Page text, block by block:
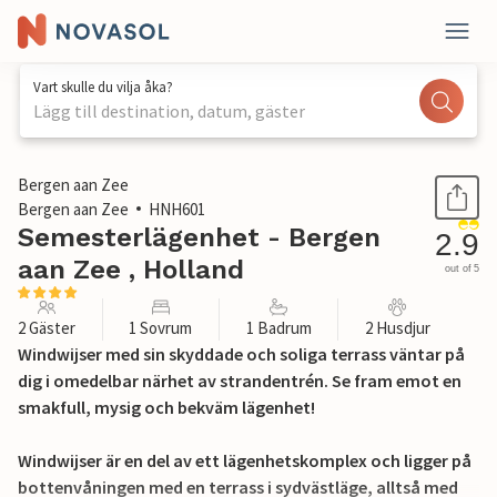
Vart skulle du vilja åka?
Lägg till destination, datum, gäster
1 / 17
Bergen aan Zee
Bergen aan Zee
HNH601
Semesterlägenhet - Bergen
aan Zee , Holland
2.9
out of 5
2 Gäster 1 Sovrum 1 Badrum 2 Husdjur
Windwijser med sin skyddade och soliga terrass väntar på
dig i omedelbar närhet av strandentrén. Se fram emot en
smakfull, mysig och bekväm lägenhet!
Windwijser är en del av ett lägenhetskomplex och ligger på
bottenvåningen med en terrass i sydvästläge, alltså med